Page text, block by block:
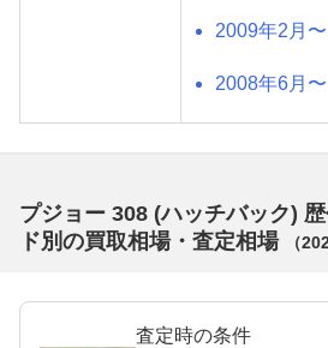
2009年2月〜
2008年6月〜
プジョー 308 (ハッチバック)
ド別の買取相場・査定相場
（
査定時の条件